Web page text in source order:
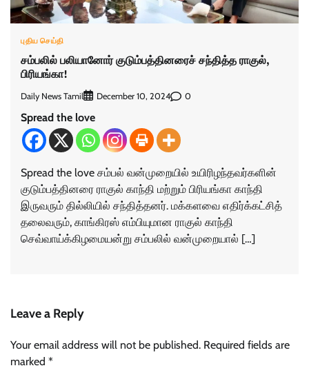
புதிய செய்தி
சம்பலில் பலியானோர் குடும்பத்தினரைச் சந்தித்த ராகுல்,
பிரியங்கா!
Daily News Tamil December 10, 2024 0
Spread the love
Spread the love சம்பல் வன்முறையில் உயிரிழந்தவர்களின்
குடும்பத்தினரை ராகுல் காந்தி மற்றும் பிரியங்கா காந்தி
இருவரும் தில்லியில் சந்தித்தனர். மக்களவை எதிர்க்கட்சித்
தலைவரும், காங்கிரஸ் எம்பியுமான ராகுல் காந்தி
செவ்வாய்க்கிழமையன்று சம்பலில் வன்முறையால் […]
Leave a Reply
Your email address will not be published. Required fields are
marked *